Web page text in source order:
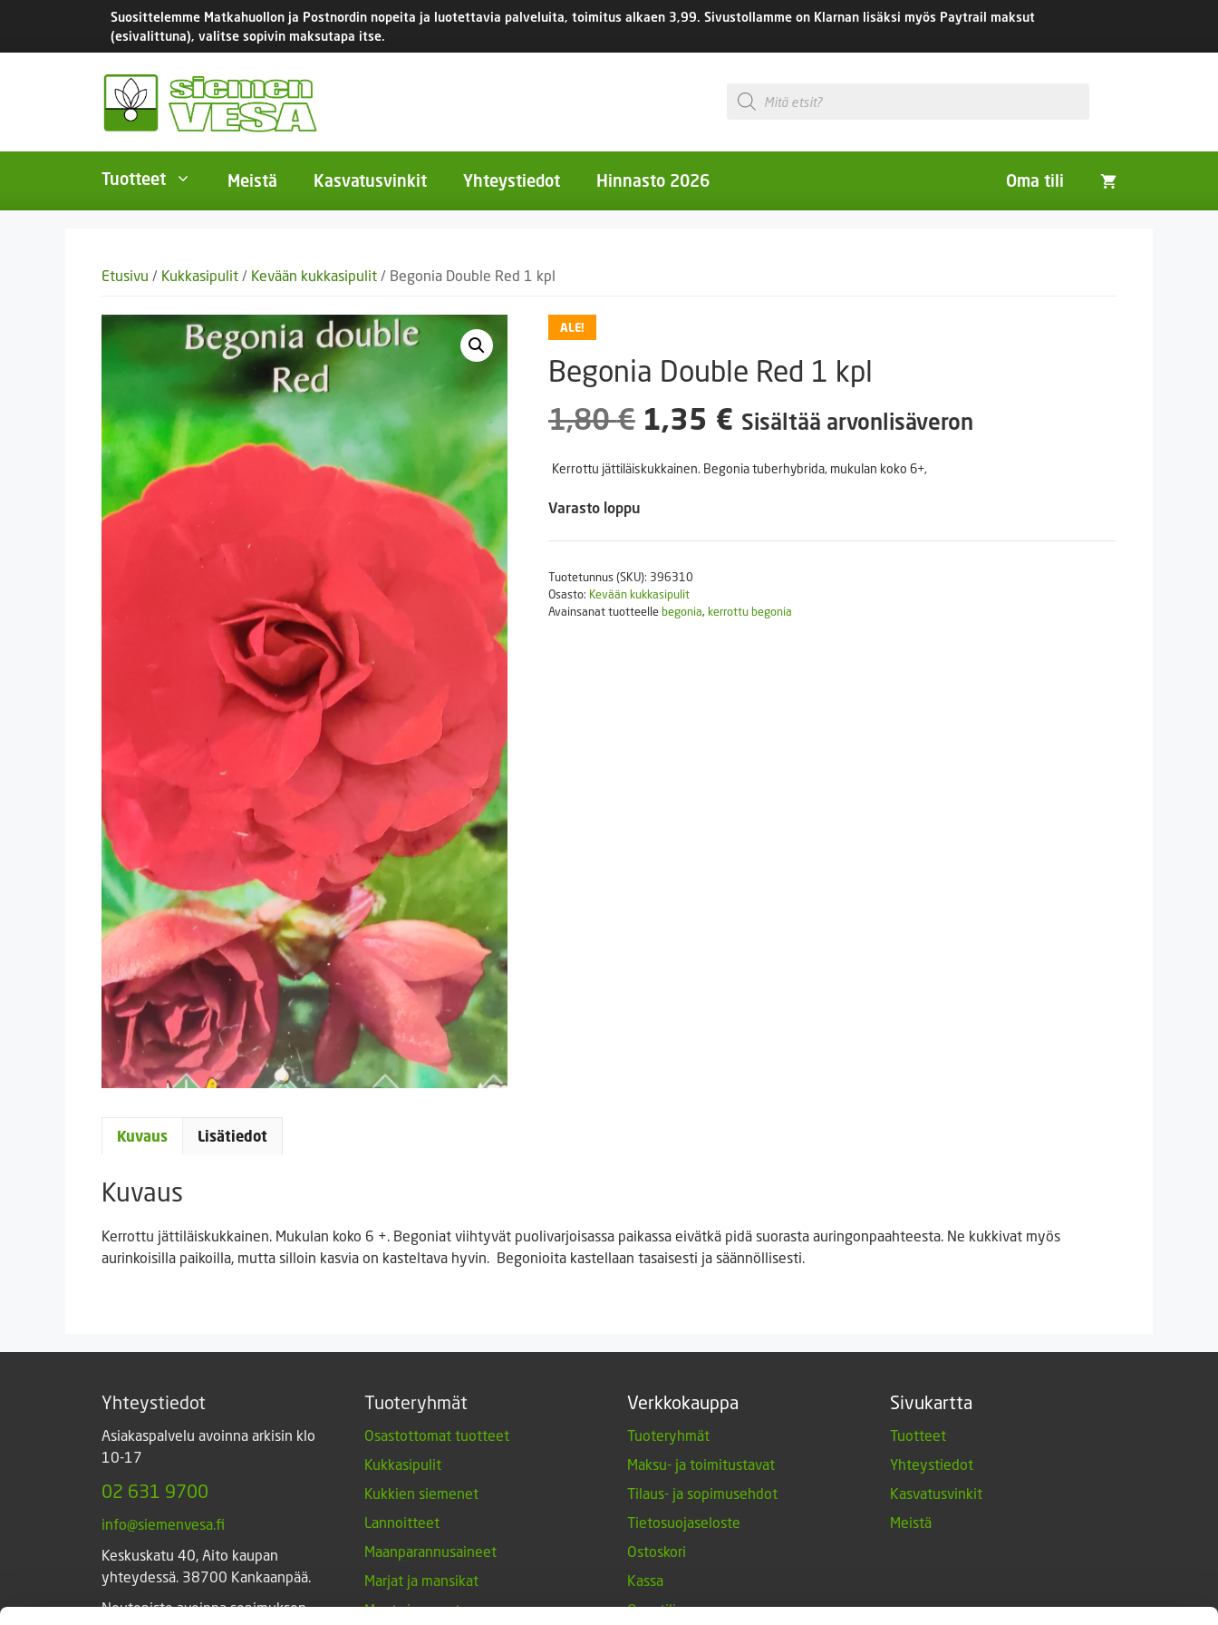
Suosittelemme Matkahuollon ja Postnordin nopeita ja luotettavia palveluita, toimitus alkaen 3,99. Sivustollamme on Klarnan lisäksi myös Paytrail maksut
(esivalittuna), valitse sopivin maksutapa itse.
Products
search
Tuotteet
Salaatit
Istukassipulit
Monivuotiset kukat
Kaksivuotiset kukat
Kukkaseokset
Puutarhatyökalut
Meistä Kasvatusvinkit Yhteystiedot Hinnasto 2026 Oma tili
Etusivu / Kukkasipulit / Kevään kukkasipulit / Begonia Double Red 1 kpl
ALE!
Begonia Double Red 1 kpl
1,80€ Alkuperäinen
hinta
1,80 €.
1,35 € Nykyinen
hinta
1,35 €.
Sisältää arvonlisäveron
Kerrottu jättiläiskukkainen. Begonia tuberhybrida, mukulan koko 6+,
Varasto loppu
Tuotetunnus (SKU): 396310
Osasto: Kevään kukkasipulit
Avainsanat tuotteellebegonia, kerrottu begonia
Kuvaus Lisätiedot
Kuvaus
Kerrottu jättiläiskukkainen. Mukulan koko 6 +. Begoniat viihtyvät puolivarjoisassa paikassa eivätkä pidä suorasta auringonpaahteesta. Ne kukkivat myös
aurinkoisilla paikoilla, mutta silloin kasvia on kasteltava hyvin. Begonioita kastellaan tasaisesti ja säännöllisesti.
Yhteystiedot
Asiakaspalvelu avoinna arkisin klo
10-17
02 631 9700
info@siemenvesa.fi
Keskuskatu 40, Aito kaupan
yhteydessä. 38700 Kankaanpää.
Noutopiste avoinna sopimuksen
Tuoteryhmät
Osastottomat tuotteet
Kukkasipulit
Kukkien siemenet
Lannoitteet
Maanparannusaineet
Marjat ja mansikat
Muut siemenet
Verkkokauppa
Tuoteryhmät
Maksu- ja toimitustavat
Tilaus- ja sopimusehdot
Tietosuojaseloste
Ostoskori
Kassa
Oma tili
Sivukartta
Tuotteet
Yhteystiedot
Kasvatusvinkit
Meistä